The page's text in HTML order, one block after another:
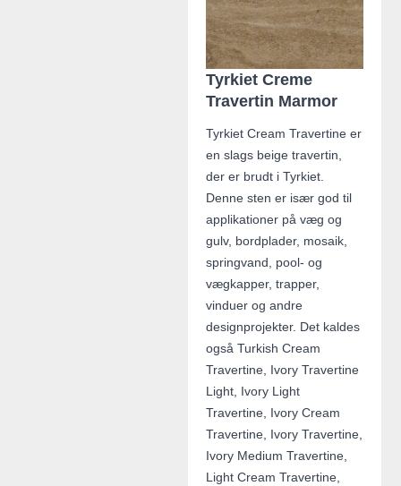
Tyrkiet Creme
Travertin Marmor
Tyrkiet Cream Travertine er
en slags beige travertin,
der er brudt i Tyrkiet.
Denne sten er især god til
applikationer på væg og
gulv, bordplader, mosaik,
springvand, pool- og
vægkapper, trapper,
vinduer og andre
designprojekter. Det kaldes
også Turkish Cream
Travertine, Ivory Travertine
Light, Ivory Light
Travertine, Ivory Cream
Travertine, Ivory Travertine,
Ivory Medium Travertine,
Light Cream Travertine,